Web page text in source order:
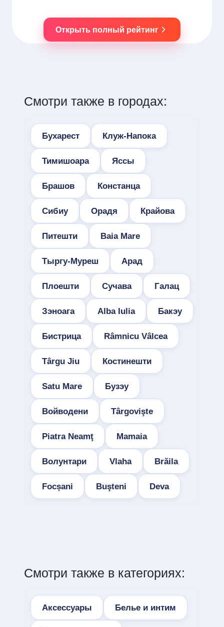
Открыть полный рейтинг
Смотри также в городах:
Бухарест Клуж-Напока
Тимишоара Яссы
Брашов Констанца
Сибиу Орадя Крайова
Питешти Baia Mare
Тыргу-Муреш Арад
Плоешти Сучава Галац
Зэноага Alba Iulia Бакэу
Бистрица Râmnicu Vâlcea
Târgu Jiu Костинешти
Satu Mare Бузэу
Войводени Târgovişte
Piatra Neamţ Mamaia
Волунтари Vlaha Brăila
Focșani Buşteni Deva
Смотри также в категориях:
Аксессуары Белье и интим